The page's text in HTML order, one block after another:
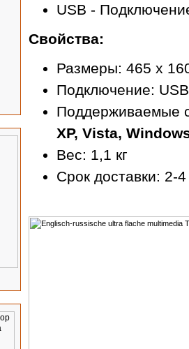
USB -
Свойства:
Размеры: 465 x
Подключение:
Поддерживаемые
XP, Vista,
Вес: 1,1 кг
Срок доставки: 2-